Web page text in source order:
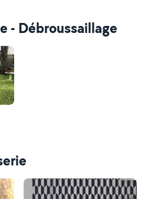
- Débroussaillage